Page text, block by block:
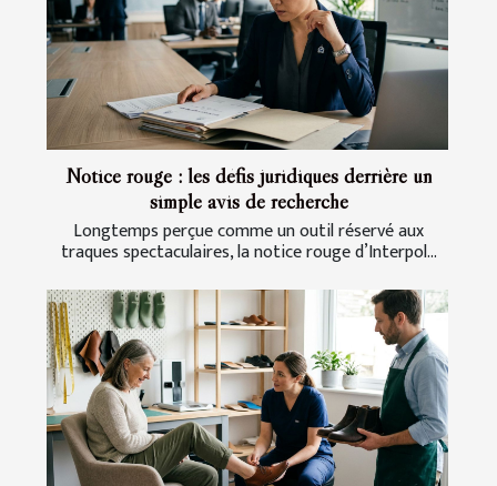
Notice rouge : les défis juridiques derrière un
simple avis de recherche
Longtemps perçue comme un outil réservé aux
traques spectaculaires, la notice rouge d’Interpol...